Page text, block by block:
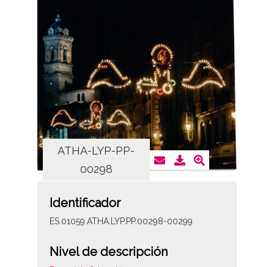
ATHA-LYP-PP-
00298
Identificador
ES.01059.ATHA.LYP.PP.00298-00299
Nivel de descripción